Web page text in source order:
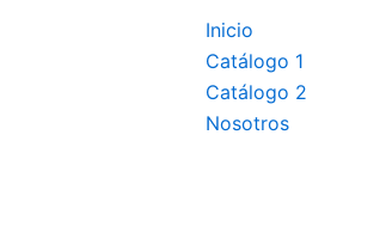
Inicio
Catálogo 1
Catálogo 2
Nosotros